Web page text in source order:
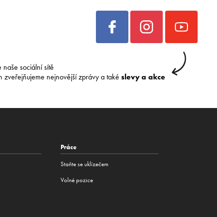
naše sociální sítě
zveřejňujeme nejnovější zprávy a také slevy a akce
Práce
Staňte se uklízečem
Volné pozice